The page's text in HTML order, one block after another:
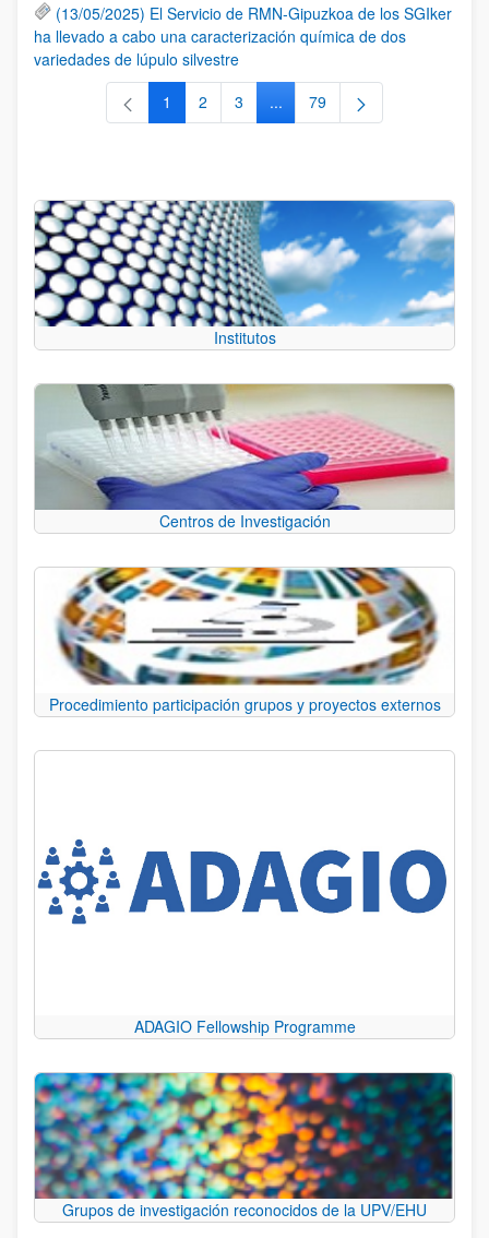
(13/05/2025) El Servicio de RMN-Gipuzkoa de los SGIker
ha llevado a cabo una caracterización química de dos
variedades de lúpulo silvestre
Página
1 Página
2 Página
3 ...Páginas intermedias Use TAB
Página
79
Institutos
Centros de Investigación
Procedimiento participación grupos y proyectos externos
ADAGIO Fellowship Programme
Grupos de investigación reconocidos de la UPV/EHU